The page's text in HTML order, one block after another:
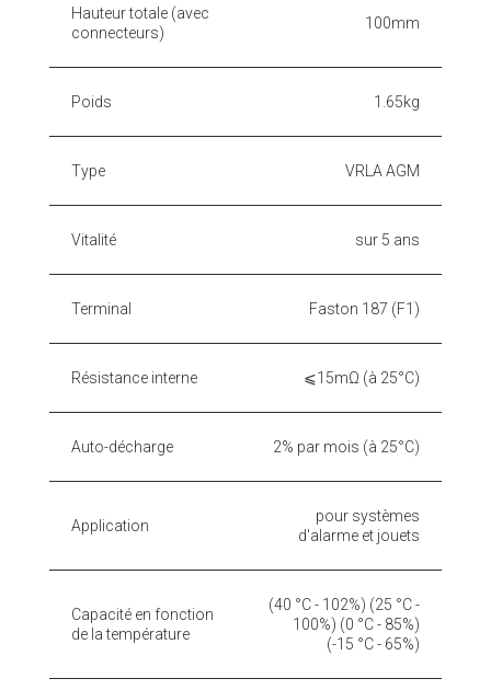
Hauteur totale (avec
connecteurs)
100mm
Poids 1.65kg
Type VRLA AGM
Vitalité sur 5 ans
Terminal Faston 187 (F1)
Résistance interne ⩽15mΩ (à 25°C)
Auto-décharge 2% par mois (à 25°C)
Application
pour systèmes
d'alarme et jouets
Capacité en fonction
de la température
(40 °C - 102%) (25 °C -
100%) (0 °C - 85%)
(-15 °C - 65%)